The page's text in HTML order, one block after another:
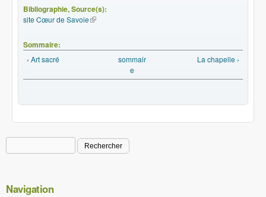
Bibliographie, Source(s):
site Cœur de Savoie(le lien est externe)
Sommaire:
‹ Art sacré
sommair
e
La chapelle ›
Formulaire de recherche
Navigation